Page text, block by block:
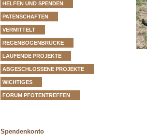
HELFEN UND SPENDEN
PATENSCHAFTEN
VERMITTELT
REGENBOGENBRÜCKE
LAUFENDE PROJEKTE
ABGESCHLOSSENE PROJEKTE
WICHTIGES
FORUM PFOTENTREFFEN
Spendenkonto